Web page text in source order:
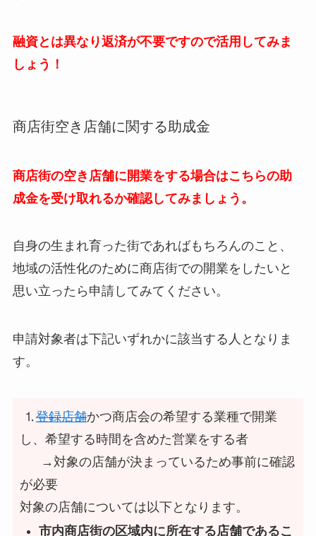
融資とは異なり返済が不要ですので活用してみま
しょう！
商店街空き店舗に関する助成金
商店街の空き店舗に開業をする場合はこちらの助
成金を受け取れるか確認してみましょう。
自身の生まれ育った街であればもちろんのこと、
地域の活性化のために商店街での開業をしたいと
思い立ったら申請してみてください。
申請対象者は下記いずれかに該当する人となりま
す。
⒈ 登録店舗かつ商店会の希望する業種で開業
し、希望する時間を含めた営業をする者
→対象の店舗が決まっているため事前に確認
が必要
対象の店舗については以下となります。
市内商店街の区域内に所在する店舗であるこ